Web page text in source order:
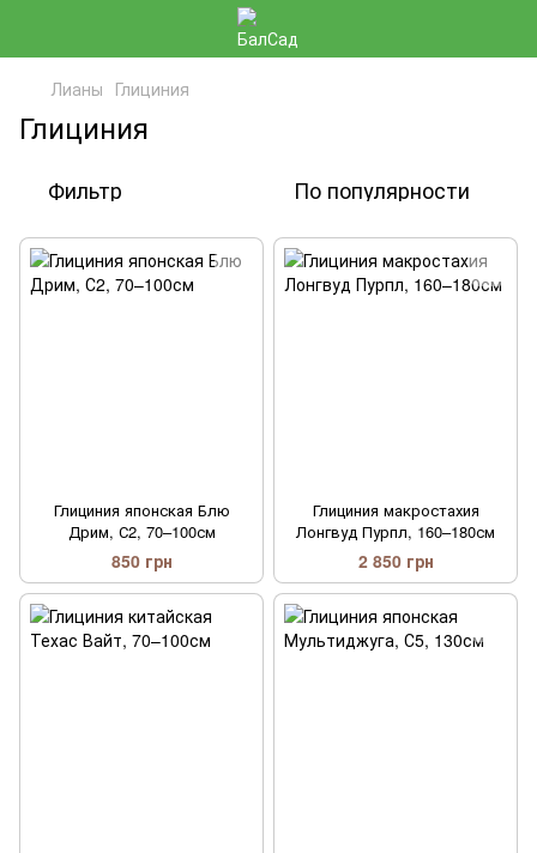
Лианы Глициния
Глициния
Фильтр По популярности
Глициния японская Блю
Дрим, С2, 70–100см
850 грн
Глициния макростахия
Лонгвуд Пурпл, 160–180см
2 850 грн